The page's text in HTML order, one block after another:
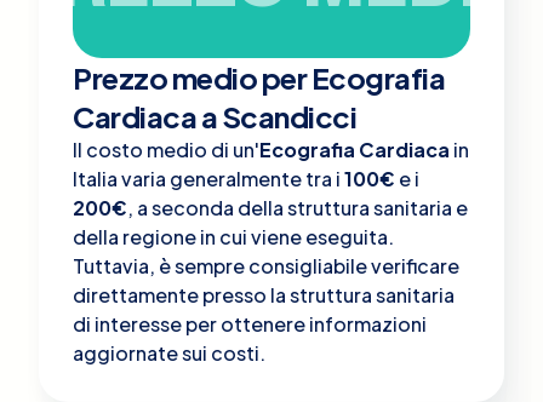
Prezzo medio per Ecografia
Cardiaca a Scandicci
Il costo medio di un'Ecografia Cardiaca in
Italia varia generalmente tra i100€ e i
200€, a seconda della struttura sanitaria e
della regione in cui viene eseguita.
Tuttavia, è sempre consigliabile verificare
direttamente presso la struttura sanitaria
di interesse per ottenere informazioni
aggiornate sui costi.